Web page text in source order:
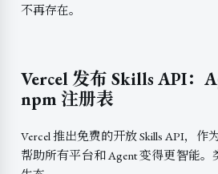
不再存在。
Vercel 发布 Skills API：
npm 注册表
Vercel 推出免费的开放 Skills API，作
帮助所有平台和 Agent 变得更智能。